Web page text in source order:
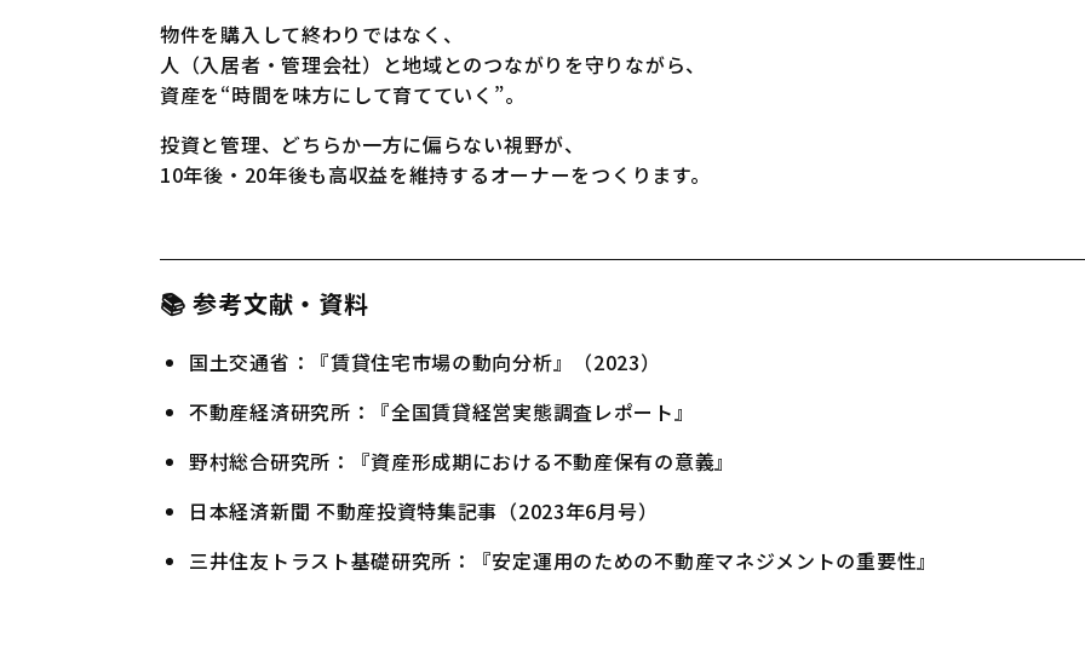
物件を購入して終わりではなく、
人（入居者・管理会社）と地域とのつながりを守りながら、
資産を“時間を味方にして育てていく”。
投資と管理、どちらか一方に偏らない視野が、
10年後・20年後も高収益を維持するオーナーをつくります。
📚 参考文献・資料
国土交通省：『賃貸住宅市場の動向分析』（2023）
不動産経済研究所：『全国賃貸経営実態調査レポート』
野村総合研究所：『資産形成期における不動産保有の意義』
日本経済新聞 不動産投資特集記事（2023年6月号）
三井住友トラスト基礎研究所：『安定運用のための不動産マネジメントの重要性』